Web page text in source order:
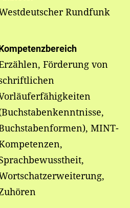
Rundfunk
Förderung von
MINT-